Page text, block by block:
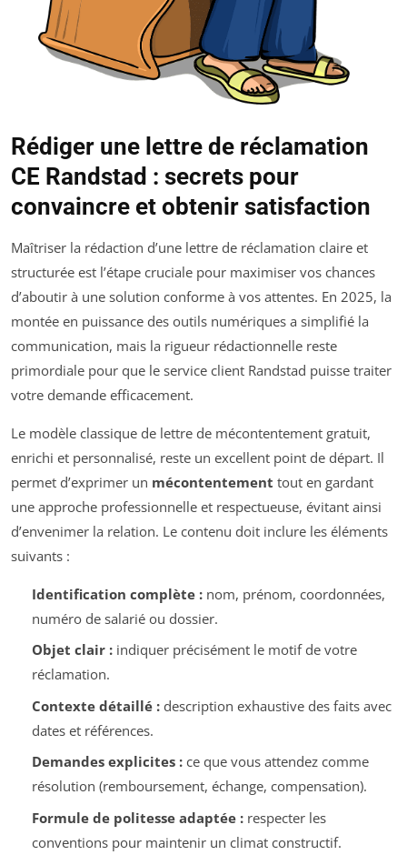
Rédiger une lettre de réclamation
CE Randstad : secrets pour
convaincre et obtenir satisfaction
Maîtriser la rédaction d’une lettre de réclamation claire et
structurée est l’étape cruciale pour maximiser vos chances
d’aboutir à une solution conforme à vos attentes. En 2025, la
montée en puissance des outils numériques a simplifié la
communication, mais la rigueur rédactionnelle reste
primordiale pour que le service client Randstad puisse traiter
votre demande efficacement.
Le modèle classique de lettre de mécontentement gratuit,
enrichi et personnalisé, reste un excellent point de départ. Il
permet d’exprimer un mécontentement tout en gardant
une approche professionnelle et respectueuse, évitant ainsi
d’envenimer la relation. Le contenu doit inclure les éléments
suivants :
Identification complète :nom, prénom, coordonnées,
numéro de salarié ou dossier.
Objet clair :indiquer précisément le motif de votre
réclamation.
Contexte détaillé :description exhaustive des faits avec
dates et références.
Demandes explicites :ce que vous attendez comme
résolution (remboursement, échange, compensation).
Formule de politesse adaptée :respecter les
conventions pour maintenir un climat constructif.